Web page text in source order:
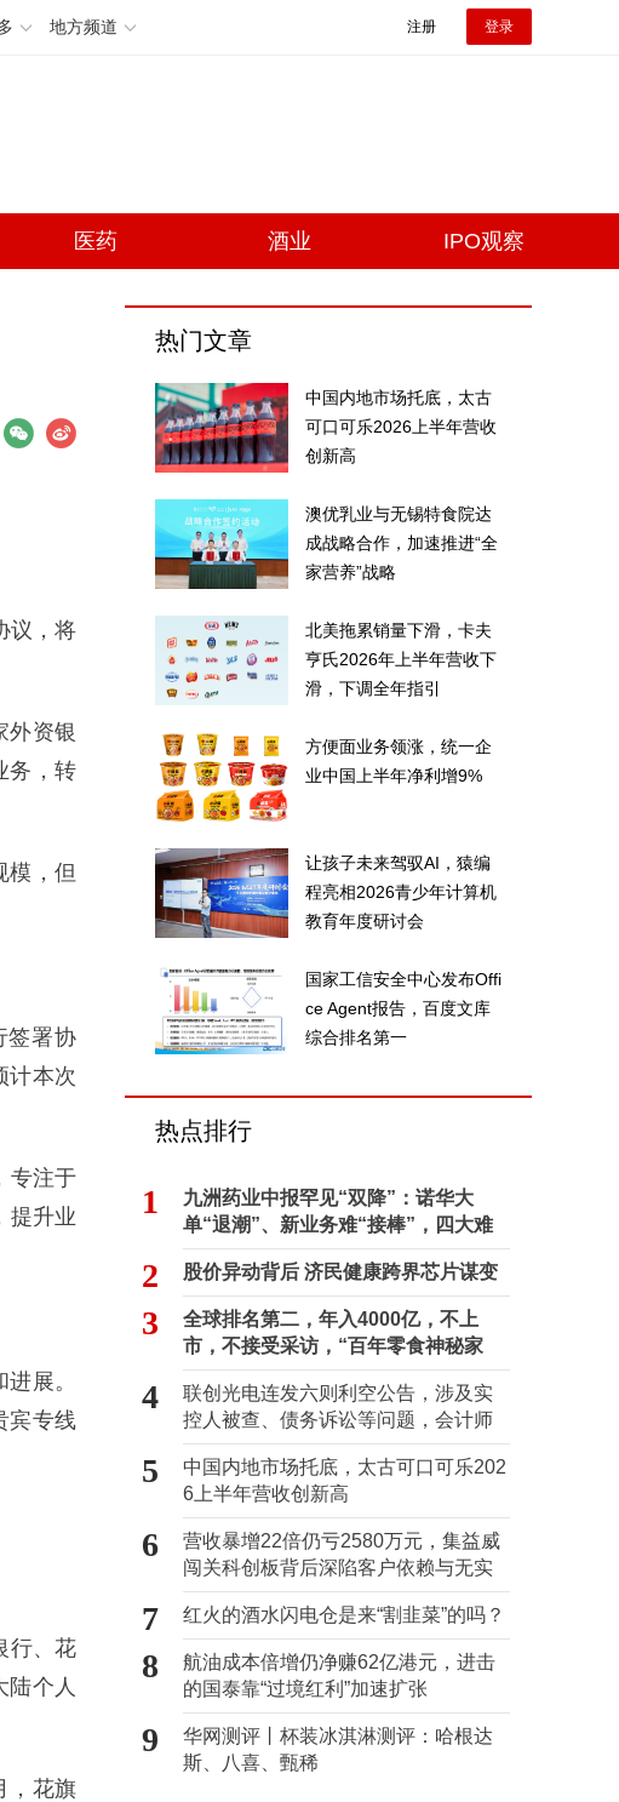
地方频道 注册 登录
医药 酒业 IPO观察
议，将
外资银
务，转
模，但
签署协
计本次
专注于
提升业
展。
宾专线
行、花
陆个人
，花旗
热门文章
中国内地市场托底，太古
可口可乐2026上半年营收
创新高
澳优乳业与无锡特食院达
成战略合作，加速推进“全
家营养”战略
北美拖累销量下滑，卡夫
亨氏2026年上半年营收下
滑，下调全年指引
方便面业务领涨，统一企
业中国上半年净利增9%
让孩子未来驾驭AI，猿编
程亮相2026青少年计算机
教育年度研讨会
国家工信安全中心发布Offi
ce Agent报告，百度文库
综合排名第一
热点排行
1
九洲药业中报罕见“双降”：诺华大
单“退潮”、新业务难“接棒”，四大难
关待闯
2 股价异动背后 济民健康跨界芯片谋变
3
全球排名第二，年入4000亿，不上
市，不接受采访，“百年零食神秘家
族”浮出水面？
4
联创光电连发六则利空公告，涉及实
控人被查、债务诉讼等问题，会计师
事务所曾出具“保留意见”
5
中国内地市场托底，太古可口可乐202
6上半年营收创新高
6
营收暴增22倍仍亏2580万元，集益威
闯关科创板背后深陷客户依赖与无实
控人困局
7 红火的酒水闪电仓是来“割韭菜”的吗？
8
航油成本倍增仍净赚62亿港元，进击
的国泰靠“过境红利”加速扩张
9
华网测评丨杯装冰淇淋测评：哈根达
斯、八喜、甄稀